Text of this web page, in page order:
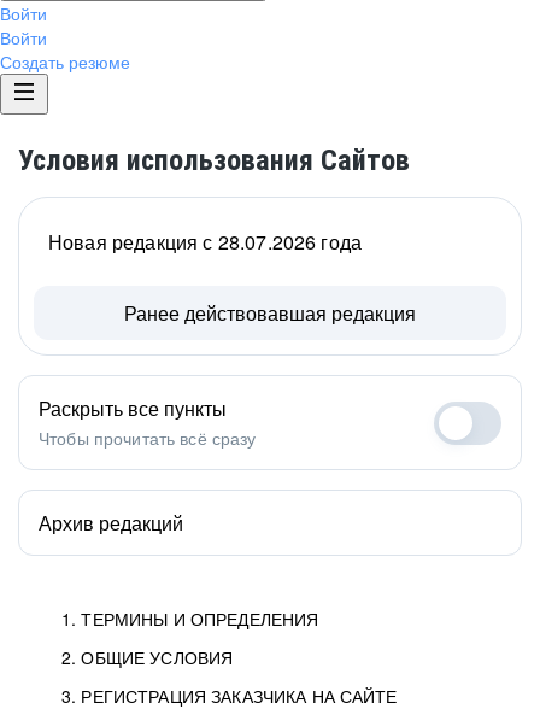
Войти
Войти
Создать резюме
Условия использования Сайтов
1. ТЕРМИНЫ И ОПРЕДЕЛЕНИЯ
2. ОБЩИЕ УСЛОВИЯ
3. РЕГИСТРАЦИЯ ЗАКАЗЧИКА НА САЙТЕ
Новая редакция с 28.07.2026 года
Ранее действовавшая редакция
Раскрыть все пункты
Чтобы прочитать всё сразу
Архив редакций